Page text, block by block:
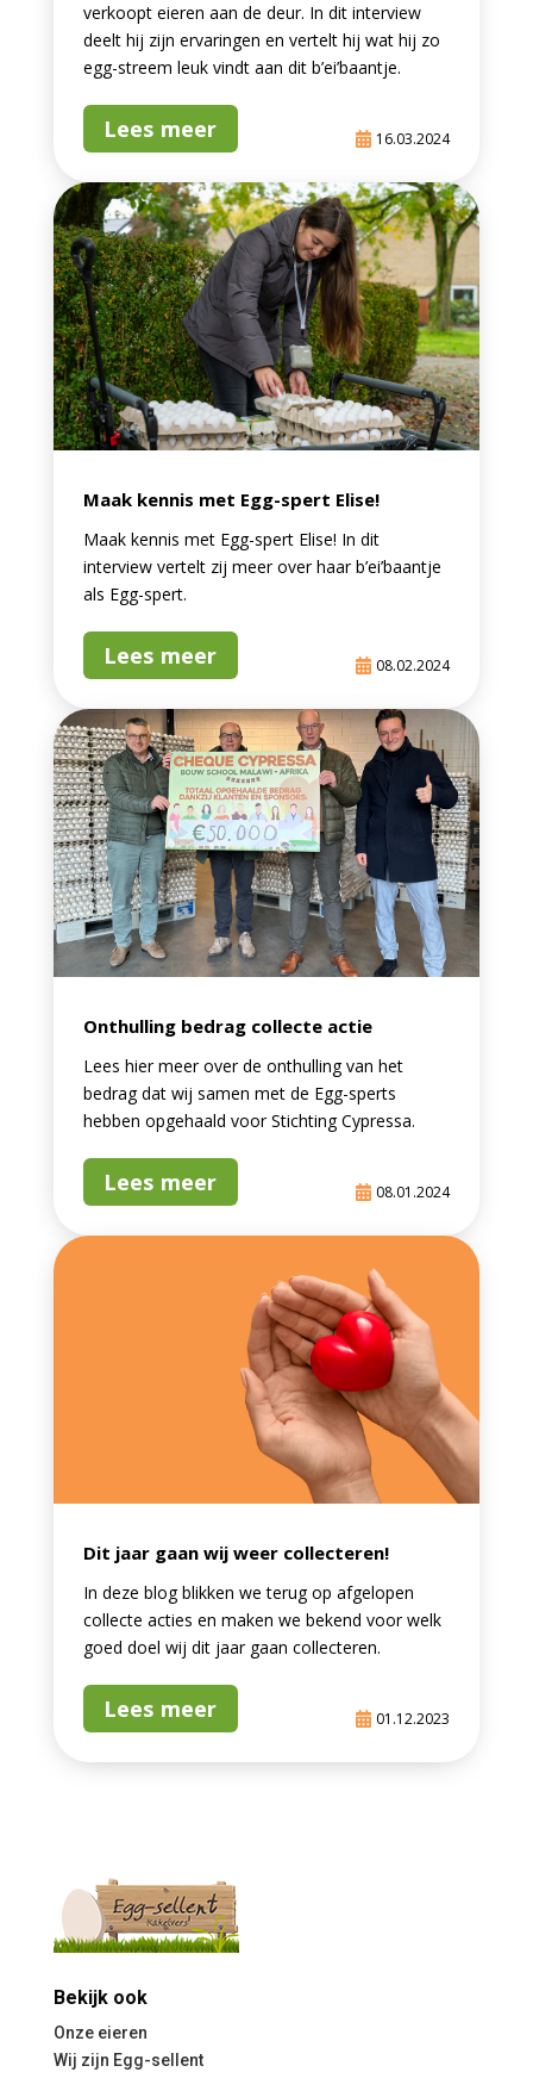
verkoopt eieren aan de deur. In dit interview
deelt hij zijn ervaringen en vertelt hij wat hij zo
egg-streem leuk vindt aan dit b’ei’baantje.
Lees meer 16.03.2024
Maak kennis met Egg-spert Elise!
Maak kennis met Egg-spert Elise! In dit
interview vertelt zij meer over haar b’ei’baantje
als Egg-spert.
Lees meer 08.02.2024
Onthulling bedrag collecte actie
Lees hier meer over de onthulling van het
bedrag dat wij samen met de Egg-sperts
hebben opgehaald voor Stichting Cypressa.
Lees meer 08.01.2024
Dit jaar gaan wij weer collecteren!
In deze blog blikken we terug op afgelopen
collecte acties en maken we bekend voor welk
goed doel wij dit jaar gaan collecteren.
Lees meer 01.12.2023
Bekijk ook
Onze eieren
Wij zijn Egg-sellent